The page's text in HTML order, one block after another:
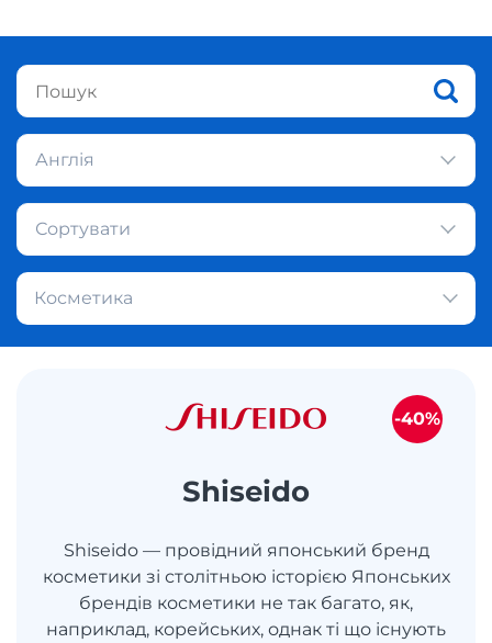
Англія
Сортувати
Косметика
Shiseido
Shiseido — провідний японський бренд
косметики зі столітньою історією Японських
брендів косметики не так багато, як,
наприклад, корейських, однак ті що існують
-40%